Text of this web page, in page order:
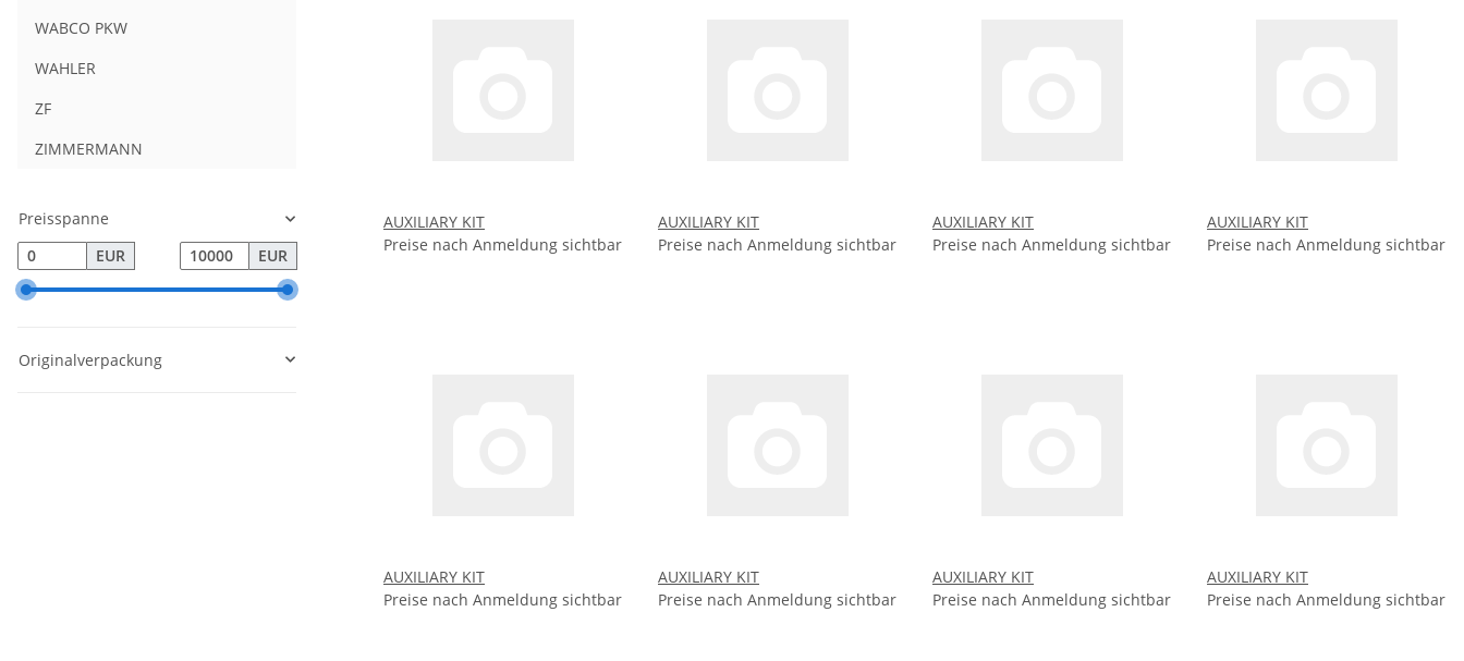
AUXILIARY KIT
Preise nach Anmeldung sichtbar
AUXILIARY KIT
Preise nach Anmeldung sichtbar
AUXILIARY KIT
Preise nach Anmeldung sichtbar
AUXILIARY KIT
Preise nach Anmeldung sichtbar
AUXILIARY KIT
Preise nach Anmeldung sichtbar
AUXILIARY KIT
Preise nach Anmeldung sichtbar
AUXILIARY KIT
Preise nach Anmeldung sichtbar
AUXILIARY KIT
Preise nach Anmeldung sichtbar
WABCO PKW
WAHLER
ZF
ZIMMERMANN
Preisspanne
EUR
EUR
Originalverpackung